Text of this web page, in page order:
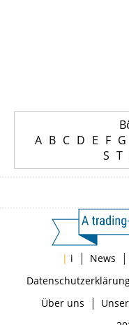
A B C D E F G
S T
| i | News |
Über uns |